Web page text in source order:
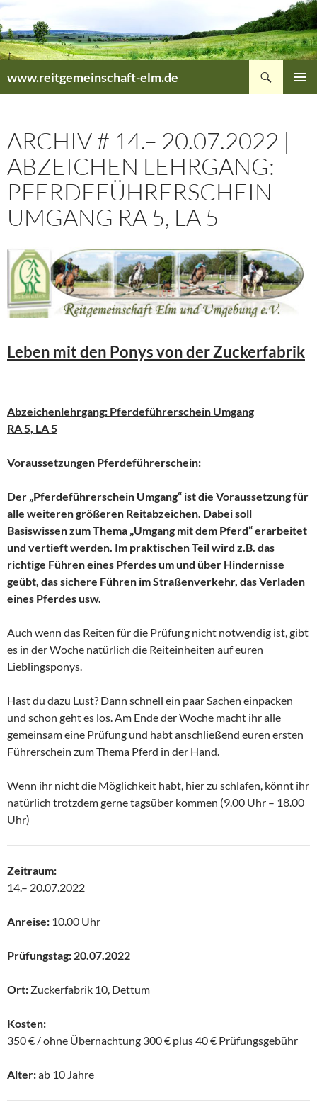
Zum
Inhalt
springen
www.reitgemeinschaft-elm.de
ARCHIV # 14.– 20.07.2022 |
ABZEICHEN LEHRGANG:
PFERDEFÜHRERSCHEIN
UMGANG RA 5, LA 5
Leben mit den Ponys von der Zuckerfabrik
Abzeichenlehrgang: Pferdeführerschein Umgang
RA 5, LA 5
Voraussetzungen Pferdeführerschein:
Der „Pferdeführerschein Umgang“ ist die Voraussetzung für
alle weiteren größeren Reitabzeichen. Dabei soll
Basiswissen zum Thema „Umgang mit dem Pferd“ erarbeitet
und vertieft werden. Im praktischen Teil wird z.B. das
richtige Führen eines Pferdes um und über Hindernisse
geübt, das sichere Führen im Straßenverkehr, das Verladen
eines Pferdes usw.
Auch wenn das Reiten für die Prüfung nicht notwendig ist, gibt
es in der Woche natürlich die Reiteinheiten auf euren
Lieblingsponys.
Hast du dazu Lust? Dann schnell ein paar Sachen einpacken
und schon geht es los. Am Ende der Woche macht ihr alle
gemeinsam eine Prüfung und habt anschließend euren ersten
Führerschein zum Thema Pferd in der Hand.
Wenn ihr nicht die Möglichkeit habt, hier zu schlafen, könnt ihr
natürlich trotzdem gerne tagsüber kommen (9.00 Uhr – 18.00
Uhr)
Zeitraum:
14.– 20.07.2022
Anreise: 10.00 Uhr
Prüfungstag: 20.07.2022
Ort: Zuckerfabrik 10, Dettum
Kosten:
350 € / ohne Übernachtung 300 € plus 40 € Prüfungsgebühr
Alter:ab 10 Jahre